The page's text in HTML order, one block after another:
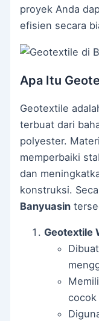
proyek Anda
efisien secara
Apa Itu
Geotextile
terbuat dari
polyester.
memperbaiki
dan
konstruksi.
Banyuasin
Geotextile
cocok